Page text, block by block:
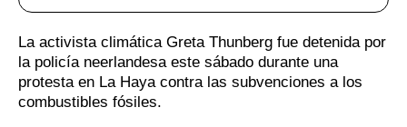
La activista climática Greta Thunberg fue detenida por
la policía neerlandesa este sábado durante una
protesta en La Haya contra las subvenciones a los
combustibles fósiles.